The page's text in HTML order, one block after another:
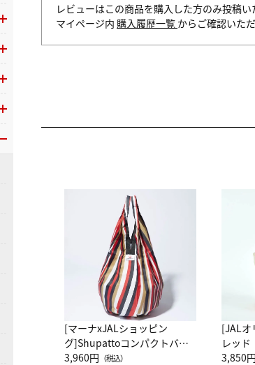
レビューはこの商品を購入した方のみ投稿い
マイページ内 購入履歴一覧 からご確認いただ
[マーナxJALショッピン
グ]Shupattoコンパクトバッ
グ Drop JAL客室乗務員
3,960円 （税込）
[JALオ
レッド
3,850円